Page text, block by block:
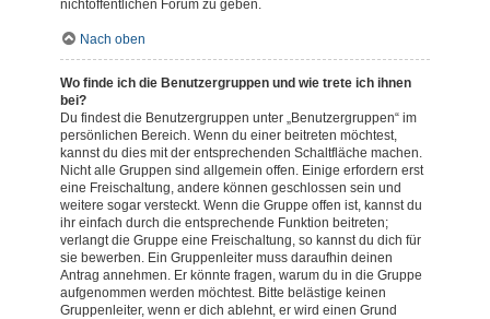
nichtöffentlichen Forum zu geben.
Nach oben
Wo finde ich die Benutzergruppen und wie trete ich ihnen
bei?
Du findest die Benutzergruppen unter „Benutzergruppen“ im
persönlichen Bereich. Wenn du einer beitreten möchtest,
kannst du dies mit der entsprechenden Schaltfläche machen.
Nicht alle Gruppen sind allgemein offen. Einige erfordern erst
eine Freischaltung, andere können geschlossen sein und
weitere sogar versteckt. Wenn die Gruppe offen ist, kannst du
ihr einfach durch die entsprechende Funktion beitreten;
verlangt die Gruppe eine Freischaltung, so kannst du dich für
sie bewerben. Ein Gruppenleiter muss daraufhin deinen
Antrag annehmen. Er könnte fragen, warum du in die Gruppe
aufgenommen werden möchtest. Bitte belästige keinen
Gruppenleiter, wenn er dich ablehnt, er wird einen Grund